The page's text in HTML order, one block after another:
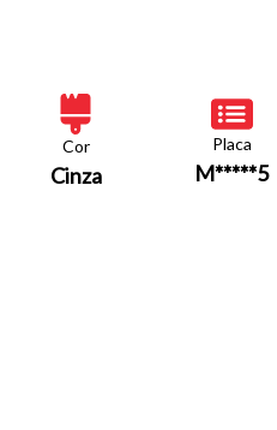
Cor
Cinza
Placa
M*****5